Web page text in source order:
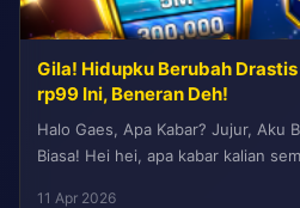
Gila! Hidupku Berubah
rp99 Ini, Beneran Deh!
Halo Gaes, Apa Kabar? Jujur, Aku
Biasa! Hei hei, apa kabar kalian
11 Apr 2026